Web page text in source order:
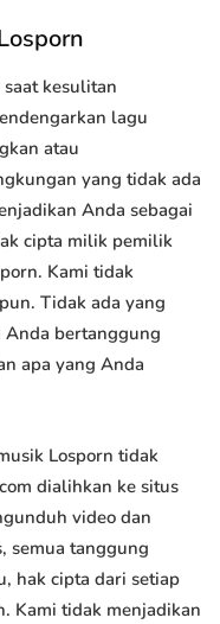
kesulitan
lagu
atau
yang tidak ada
Anda sebagai
cipta milik pemilik
Kami tidak
Tidak ada yang
bertanggung
apa yang Anda
Losporn tidak
dialihkan ke situs
video dan
semua tanggung
hak cipta dari setiap
Kami tidak menjadikan